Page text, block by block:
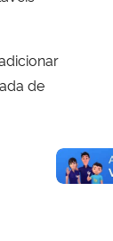
de